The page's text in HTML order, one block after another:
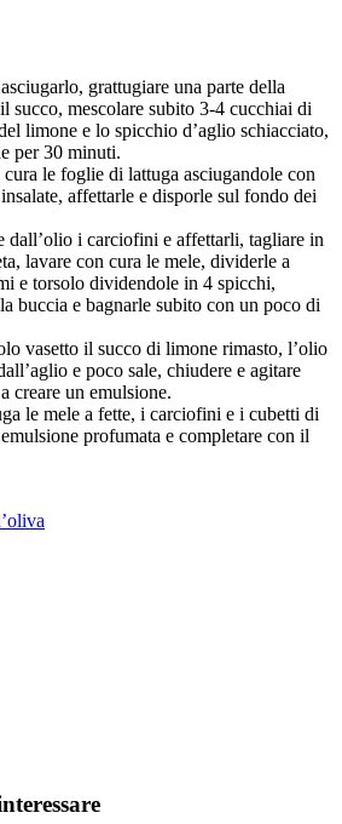
grattugiare una parte della
succo, mescolare subito 3-4 cucchiai di
limone e lo spicchio d’aglio schiacciato,
per 30 minuti.
le foglie di lattuga asciugandole con
affettarle e disporle sul fondo dei
dall’olio i carciofini e affettarli, tagliare in
lavare con cura le mele, dividerle a
e torsolo dividendole in 4 spicchi,
buccia e bagnarle subito con un poco di
vasetto il succo di limone rimasto, l’olio
e poco sale, chiudere e agitare
creare un emulsione.
le mele a fette, i carciofini e i cubetti di
profumata e completare con il